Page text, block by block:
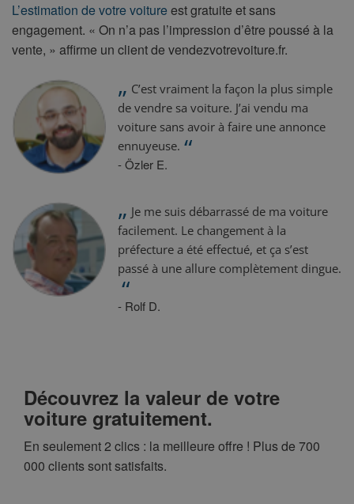
L’estimation de votre voiture est gratuite et sans
engagement. « On n’a pas l’impression d’être poussé à la
vente, » affirme un client de vendezvotrevoiture.fr.
„ C’est vraiment la façon la plus simple
de vendre sa voiture. J’ai vendu ma
voiture sans avoir à faire une annonce
ennuyeuse. “
- Özler E.
„ Je me suis débarrassé de ma voiture
facilement. Le changement à la
préfecture a été effectué, et ça s’est
passé à une allure complètement dingue.
“
- Rolf D.
Découvrez la valeur de votre
voiture gratuitement.
En seulement 2 clics : la meilleure offre ! Plus de 700
000 clients sont satisfaits.